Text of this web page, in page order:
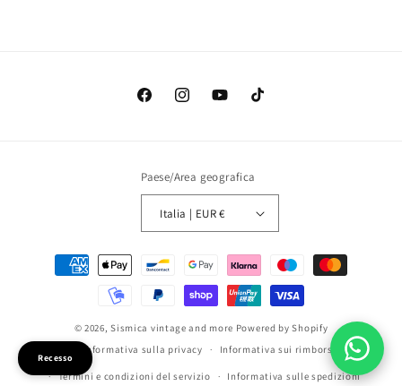
FacebookInstagramYouTubeTikTok
Paese/Area geografica
Italia | EUR €
Metodi
© 2026,Sismica vintage and more Powered by Shopify
Informativa sulla privacy
Informativa sui rimborsi
Termini e condizioni del servizio Informativa sulle spedizioni
Recesso